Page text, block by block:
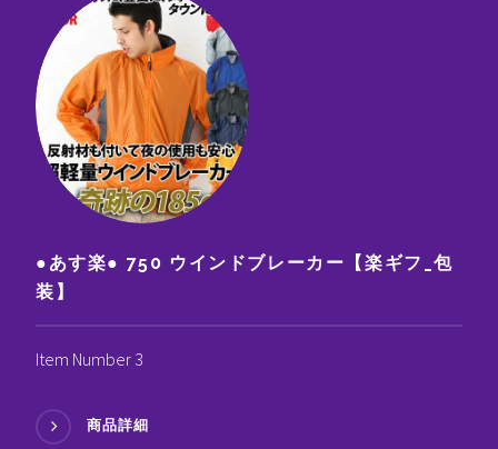
●あす楽● 750 ウインドブレーカー【楽ギフ_包
装】
Item Number 3
商品詳細